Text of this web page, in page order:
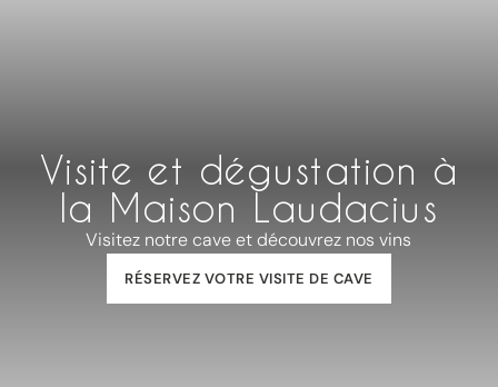
Visite et dégustation à
la Maison Laudacius
Visitez notre cave et découvrez nos vins
RÉSERVEZ VOTRE VISITE DE CAVE